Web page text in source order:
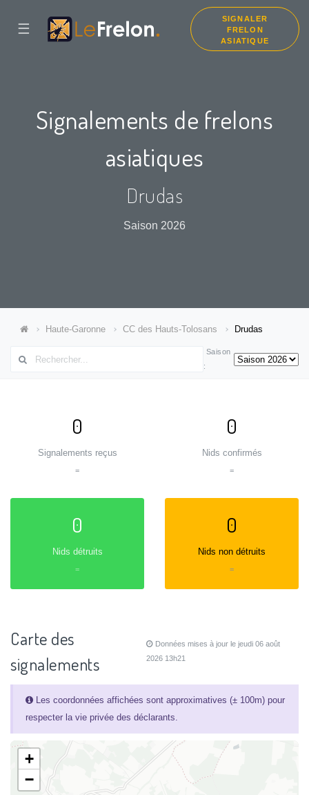
☰
SIGNALER
FRELON
ASIATIQUE
Signalements de frelons
asiatiques
Drudas
Saison 2026
Haute-Garonne CC des Hauts-Tolosans Drudas
Saison
:
0
Signalements reçus
=
0
Nids confirmés
=
0
Nids détruits
=
0
Nids non détruits
=
Carte des
signalements
Données mises à jour le jeudi 06 août
2026 13h21
Les coordonnées affichées sont approximatives (± 100m) pour
respecter la vie privée des déclarants.
+
−